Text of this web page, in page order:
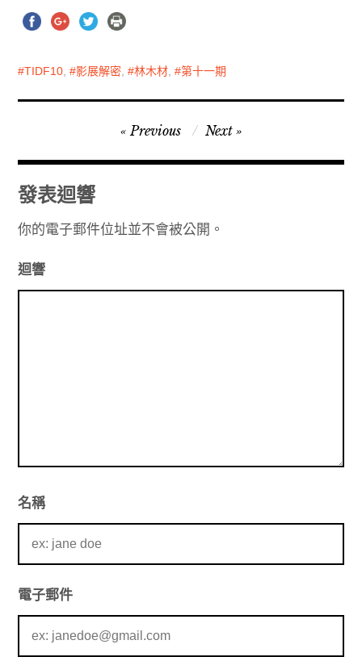
TIDF10, 影展解密, 林木材, 第十一期
章
導
覽
Previous Next
發表迴響
你的電子郵件位址並不會被公開。
迴響
名稱
電子郵件